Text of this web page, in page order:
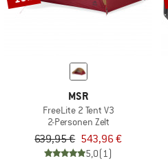
MSR
FreeLite 2 Tent V3
2-Personen Zelt
639,95 € 543,96 €
5,0(1)